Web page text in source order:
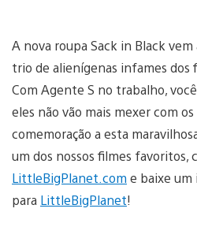
A nova roupa Sack in Black
trio de alienígenas infames dos
Com Agente S no trabalho,
eles não vão mais mexer com
comemoração a esta
um dos nossos filmes favoritos,
LittleBigPlanet.com e baixe
para LittleBigPlanet!